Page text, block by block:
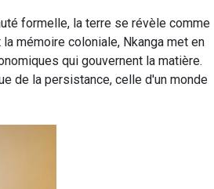
formelle, la terre se révèle comme
mémoire coloniale, Nkanga met en
qui gouvernent la matière.
de la persistance, celle d'un monde